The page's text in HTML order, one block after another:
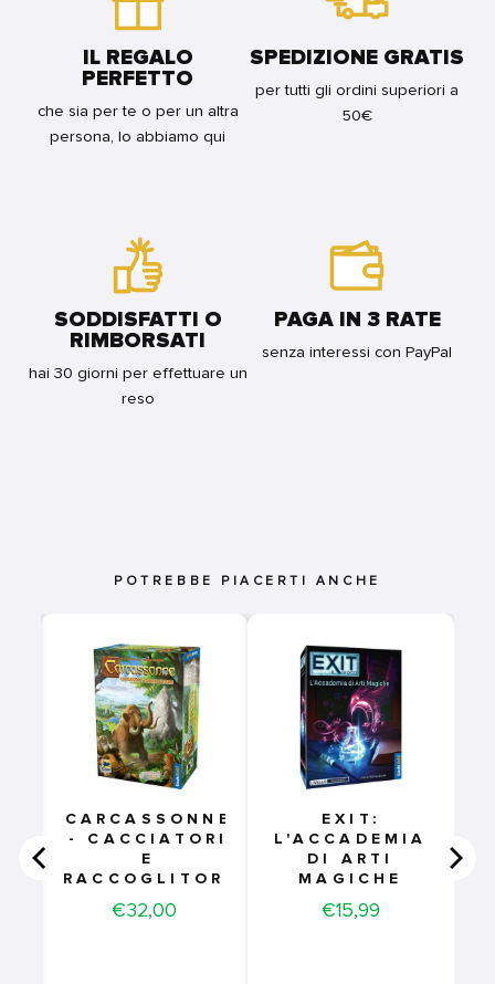
IL REGALO
PERFETTO
che sia per te o per un altra
persona, lo abbiamo qui
SPEDIZIONE GRATIS
per tutti gli ordini superiori a
50€
SODDISFATTI O
RIMBORSATI
hai 30 giorni per effettuare un
reso
PAGA IN 3 RATE
senza interessi con PayPal
POTREBBE PIACERTI ANCHE
CARCASSONNE
- CACCIATORI
E
RACCOGLITORI
Price
€32,00
EXIT:
L'ACCADEMIA
DI ARTI
MAGICHE
Price
€15,99